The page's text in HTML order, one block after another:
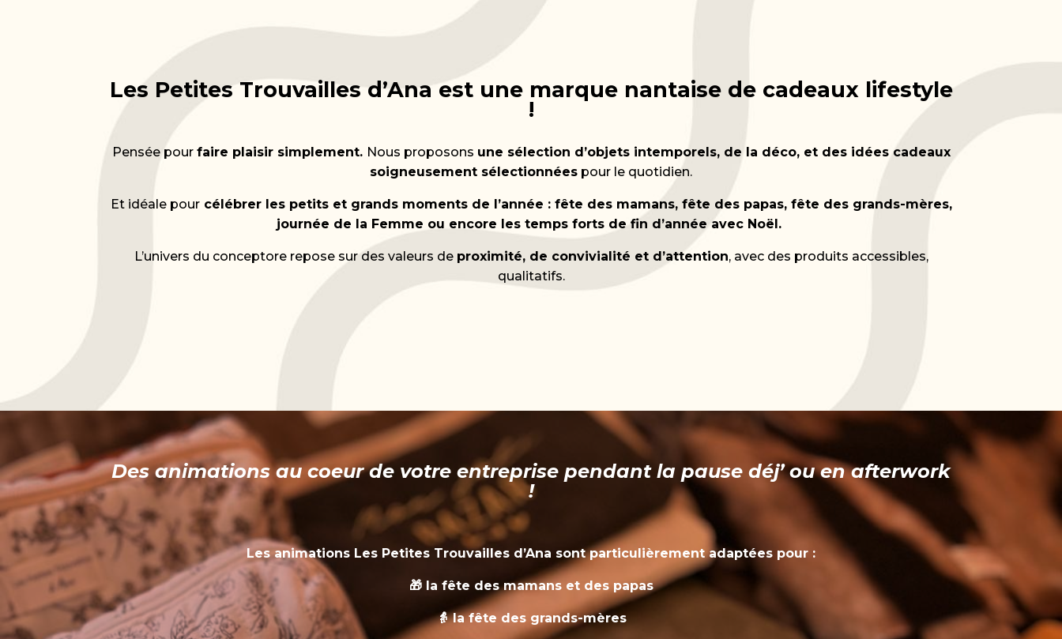
Les Petites Trouvailles d’Ana est une marque nantaise de cadeaux lifestyle
!
Pensée pour faire plaisir simplement. Nous proposons une sélection d’objets intemporels, de la déco, et des idées cadeaux
soigneusement sélectionnées pour le quotidien.
Et idéale pourcélébrer les petits et grands moments de l’année : fête des mamans, fête des papas, fête des grands-mères,
journée de la Femme ou encore les temps forts de fin d’année avec Noël.
L’univers du conceptore repose sur des valeurs de proximité, de convivialité et d’attention, avec des produits accessibles,
qualitatifs.
Des animations au coeur de votre entreprise pendant la pause déj’ ou en afterwork
!
Les animations Les Petites Trouvailles d’Ana sont particulièrement adaptées pour :
🎁 la fête des mamans et des papas
👵 la fête des grands-mères